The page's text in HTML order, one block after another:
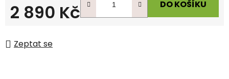
2 890 Kč DO KOŠÍKU
Zeptat se